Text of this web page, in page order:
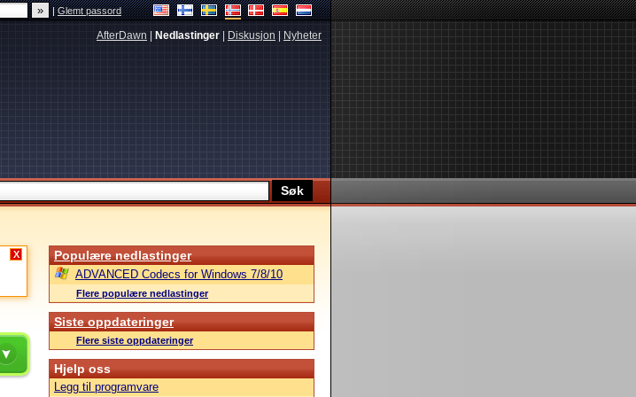
|Glemt passord
AfterDawn Nedlastinger Diskusjon Nyheter
X Populære nedlastinger
ADVANCED Codecs for Windows 7/8/10
Flere populære nedlastinger
Siste oppdateringer
Flere siste oppdateringer
Hjelp oss
Legg til programvare